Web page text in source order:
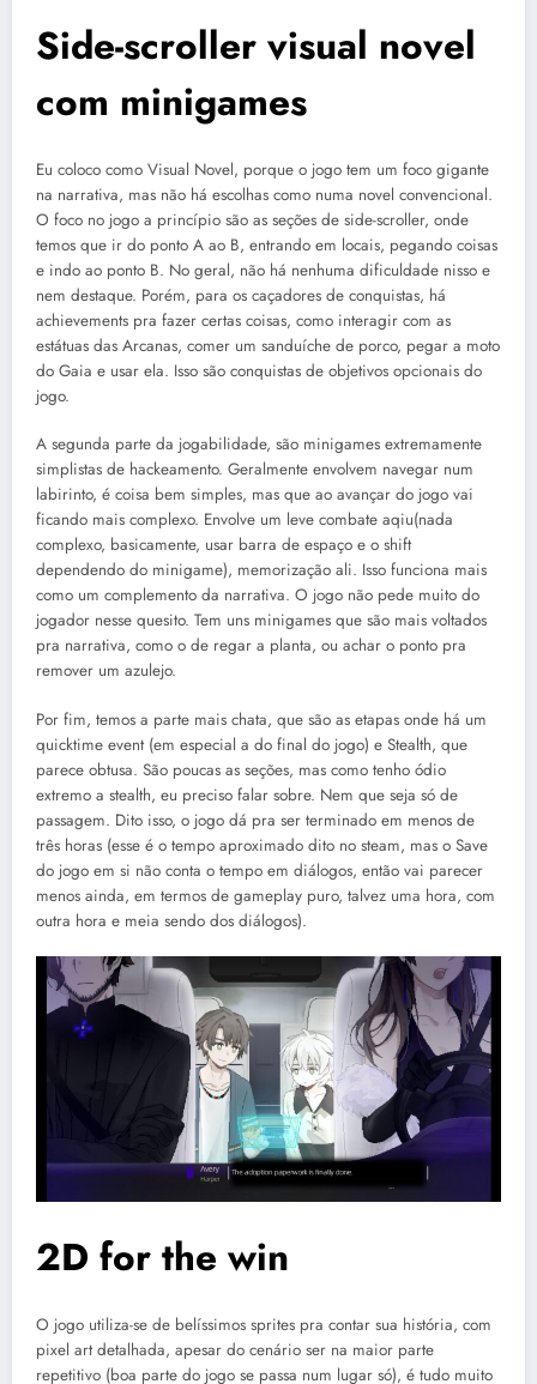
Side-scroller visual novel
com minigames
Eu coloco como Visual Novel, porque o jogo tem um foco gigante
na narrativa, mas não há escolhas como numa novel convencional.
O foco no jogo a princípio são as seções de side-scroller, onde
temos que ir do ponto A ao B, entrando em locais, pegando coisas
e indo ao ponto B. No geral, não há nenhuma dificuldade nisso e
nem destaque. Porém, para os caçadores de conquistas, há
achievements pra fazer certas coisas, como interagir com as
estátuas das Arcanas, comer um sanduíche de porco, pegar a moto
do Gaia e usar ela. Isso são conquistas de objetivos opcionais do
jogo.
A segunda parte da jogabilidade, são minigames extremamente
simplistas de hackeamento. Geralmente envolvem navegar num
labirinto, é coisa bem simples, mas que ao avançar do jogo vai
ficando mais complexo. Envolve um leve combate aqiu(nada
complexo, basicamente, usar barra de espaço e o shift
dependendo do minigame), memorização ali. Isso funciona mais
como um complemento da narrativa. O jogo não pede muito do
jogador nesse quesito. Tem uns minigames que são mais voltados
pra narrativa, como o de regar a planta, ou achar o ponto pra
remover um azulejo.
Por fim, temos a parte mais chata, que são as etapas onde há um
quicktime event (em especial a do final do jogo) e Stealth, que
parece obtusa. São poucas as seções, mas como tenho ódio
extremo a stealth, eu preciso falar sobre. Nem que seja só de
passagem. Dito isso, o jogo dá pra ser terminado em menos de
três horas (esse é o tempo aproximado dito no steam, mas o Save
do jogo em si não conta o tempo em diálogos, então vai parecer
menos ainda, em termos de gameplay puro, talvez uma hora, com
outra hora e meia sendo dos diálogos).
2D for the win
O jogo utiliza-se de belíssimos sprites pra contar sua história, com
pixel art detalhada, apesar do cenário ser na maior parte
repetitivo (boa parte do jogo se passa num lugar só), é tudo muito